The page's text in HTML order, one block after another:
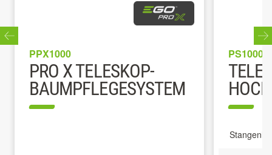
PPX1000
PRO X TELESKOP-
BAUMPFLEGESYSTEM
PS1000E